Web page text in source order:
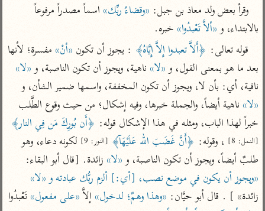
تفسير قتادة
اشترك لتصلك أخبار مشاريعنا
اشترك
راسلنا • تليجرام •
تويتر
تعليمات
•عن الباحث القرآني
وقرأ بعض ولد معاذ بن جبل: «وقضاءُ ربِّك»
اسماً مصدراً مرفوعاً
بالابتداء، و «ألاَّ تَعْبدُوا» خبره.
قوله تعالى: ﴿أَلاَّ تعبدوا إِلاَّ إِيَّاهُ﴾ : يجوز أن تكون «أنْ»
بعد ما هو بمعنى القول، و «لا» ناهية، ويجوز أن تكون الناصبة، و «لا»
نافية، أي: بأن لا، ويجوز أن تكون المخففة، واسمها ضمير الشأن، و
«لا»
خبراً لهذا الباب، ومثله في هذا الإشكال قوله: ﴿أَن بُورِكَ مَن فِي النار﴾
[النمل: 8] ، وقوله: ﴿أَنَّ غَضَبَ الله عَلَيْهَآ﴾ [النور: 9]
لكونه دعاء، وهو
طلبٌ أيضاً، ويجوز أن تكون الناصبة، و «لا» زائدة. [قال أبو البقاء:
«ويجوز أن يكون في موضع نصب، [أي:] ألزم ربُّك عبادته و «لا»
زائدة» ] . قال أبو حيَّان: «وهذا وهمٌ؛ لدخول» إلاَّ «على مفعول» تَعْبدُوا